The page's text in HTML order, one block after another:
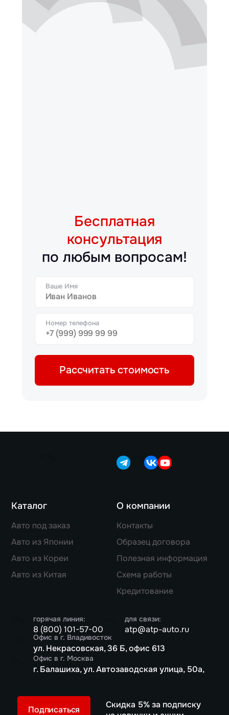
Бесплатная
консультация
по любым вопросам!
Ваше Имя
Номер телефона
Рассчитать стоимость
Каталог
Авто под заказ
Авто из Японии
Авто из Кореи
Авто из Китая
О компании
Контакты
Образец договора
Полезная информация
Схема работы
Кредитование
горячая линия:
8 (800) 101-57-00
для связи:
atp@atp-auto.ru
Офис в г. Владивосток
ул. Некрасовская, 36 Б, офис 613
Офис в г. Москва
г. Балашиха, ул. Автозаводская улица, 50а,
Скидка 5% за подписку
Подписаться